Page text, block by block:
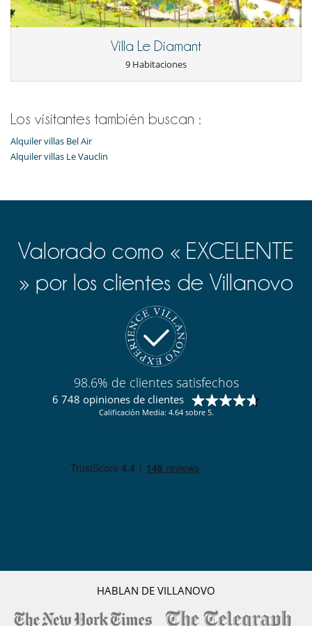
Secador
Villa Le Diamant
9 Habitaciones
Los visitantes también buscan :
Alquiler villas Bel Air
Alquiler villas Le Vauclin
Valorado como « EXCELENTE
» por los clientes de Villanovo
98.6% de clientes satisfechos
6 748 opiniones de clientes
Calificación Media: 4.64 sobre 5.
HABLAN DE VILLANOVO